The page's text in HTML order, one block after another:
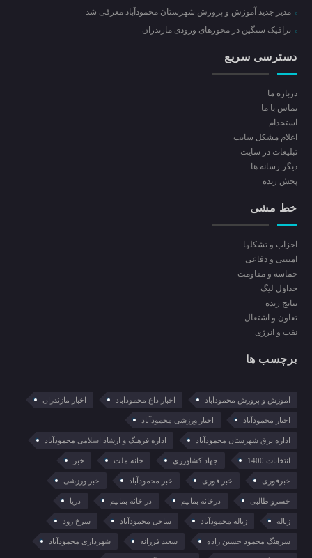
مدیر جدید آموزش و پرورش شهرستان محمودآباد معرفی شد
ترافیک سنگین در محور‌های ورودی مازندران
دسترسی سریع
درباره ما
تماس با ما
استخدام
اعلام مشکل سایت
تبلیغات در سایت
ديگر رسانه ها
پخش زنده
خط مشی
احزاب و تشکلها
امنیتی و دفاعی
حماسه و مقاومت
جداول لیگ
نتایج زنده
تعاون و اشتغال
نفت و انرژی
برچسب ها
آموزش و پرورش محمودآباد اخبار داغ محمودآباد اخبار مازندران
اخبار محمودآباد اخبار ورزشی محمودآباد
اداره برق شهرستان محمودآباد اداره فرهنگ و ارشاد اسلامی محمودآباد
انتخابات 1400 جهاد کشاورزی خانه ملت خبر
خبرفوری خبر فوری خبر محمودآباد خبر ورزشی
خسرو طالبی درخانه بمانیم در خانه بمانیم دریا
زباله زباله محمودآباد ساحل محمودآباد سرخ رود
سرهنگ محمود حسین زاده سعید فرزانه شهرداری محمودآباد